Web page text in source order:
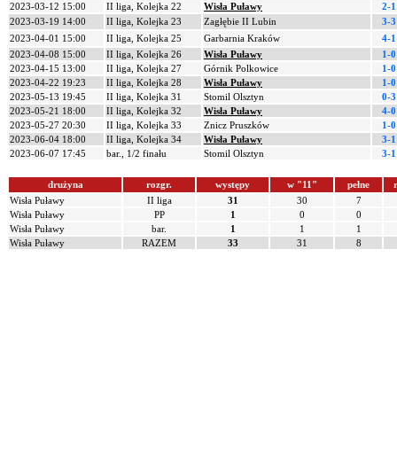
2023-03-12 15:00
II liga, Kolejka 22 Wisła Puławy
2-1
2023-03-19 14:00
II liga, Kolejka 23 Zagłębie II Lubin
3-3
2023-04-01 15:00
II liga, Kolejka 25 Garbarnia Kraków
4-1
2023-04-08 15:00
II liga, Kolejka 26 Wisła Puławy
1-0
2023-04-15 13:00
II liga, Kolejka 27 Górnik Polkowice
1-0
2023-04-22 19:23
II liga, Kolejka 28 Wisła Puławy
1-0
2023-05-13 19:45
II liga, Kolejka 31 Stomil Olsztyn
0-3
2023-05-21 18:00
II liga, Kolejka 32 Wisła Puławy
4-0
2023-05-27 20:30
II liga, Kolejka 33 Znicz Pruszków
1-0
2023-06-04 18:00
II liga, Kolejka 34 Wisła Puławy
3-1
2023-06-07 17:45
bar., 1/2 finału Stomil Olsztyn 3-1
drużyna rozgr. występy w "11" pełne
Wisła Puławy
II liga 31 30
7
Wisła Puławy
PP 1 0
0
Wisła Puławy
bar. 1 1
1
Wisła Puławy
RAZEM 33 31 8